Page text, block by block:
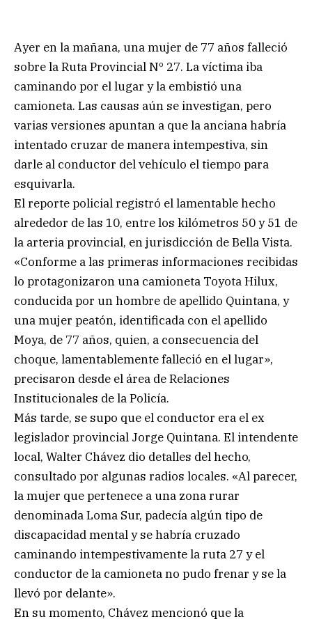
Ayer en la mañana, una mujer de 77 años falleció
sobre la Ruta Provincial Nº 27. La víctima iba
caminando por el lugar y la embistió una
camioneta. Las causas aún se investigan, pero
varias versiones apuntan a que la anciana habría
intentado cruzar de manera intempestiva, sin
darle al conductor del vehículo el tiempo para
esquivarla.
El reporte policial registró el lamentable hecho
alrededor de las 10, entre los kilómetros 50 y 51 de
la arteria provincial, en jurisdicción de Bella Vista.
«Conforme a las primeras informaciones recibidas
lo protagonizaron una camioneta Toyota Hilux,
conducida por un hombre de apellido Quintana, y
una mujer peatón, identificada con el apellido
Moya, de 77 años, quien, a consecuencia del
choque, lamentablemente falleció en el lugar»,
precisaron desde el área de Relaciones
Institucionales de la Policía.
Más tarde, se supo que el conductor era el ex
legislador provincial Jorge Quintana. El intendente
local, Walter Chávez dio detalles del hecho,
consultado por algunas radios locales. «Al parecer,
la mujer que pertenece a una zona rurar
denominada Loma Sur, padecía algún tipo de
discapacidad mental y se habría cruzado
caminando intempestivamente la ruta 27 y el
conductor de la camioneta no pudo frenar y se la
llevó por delante».
En su momento, Chávez mencionó que la